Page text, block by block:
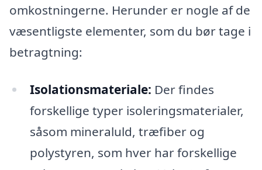
omkostningerne. Herunder er nogle af de
væsentligste elementer, som du bør tage i
betragtning:
Isolationsmateriale: Der findes
forskellige typer isoleringsmaterialer,
såsom mineraluld, træfiber og
polystyren, som hver har forskellige